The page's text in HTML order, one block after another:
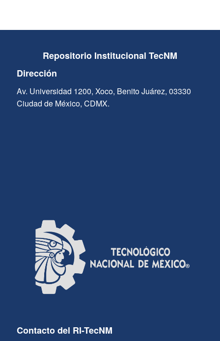
Repositorio Institucional TecNM
Dirección
Av. Universidad 1200, Xoco, Benito Juárez, 03330
Ciudad de México, CDMX.
Contacto del RI-TecNM